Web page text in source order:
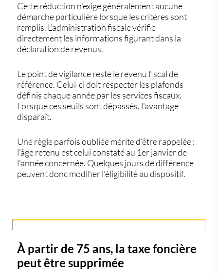
Cette réduction n'exige généralement aucune
démarche particulière lorsque les critères sont
remplis. L'administration fiscale vérifie
directement les informations figurant dans la
déclaration de revenus.
Le point de vigilance reste lerevenu fiscal de
référence. Celui-ci doit respecter les plafonds
définis chaque année par les services fiscaux.
Lorsque ces seuils sont dépassés, l'avantage
disparaît.
Une règle parfois oubliée mérite d'être rappelée :
l'âge retenu est celui constaté au 1er janvier de
l'année concernée. Quelques jours de différence
peuvent donc modifier l'éligibilité au dispositif.
À partir de 75 ans, la taxe foncière
peut être supprimée